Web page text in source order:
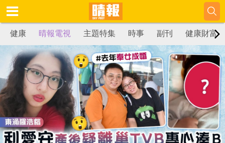
健康 晴報電視 主題特集 時事 副刊 健康財富